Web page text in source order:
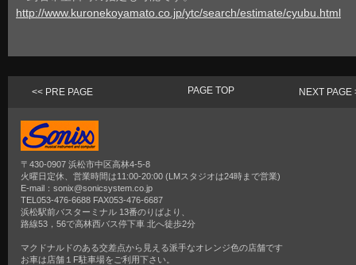
http://www.kuronekoyamato.co.jp/ytc/search/estimate/cyubu.html
<< PRE PAGE NEXT PAGE
PAGE TOP
〒430-0907 浜松市中区高林4-5-8
火曜日定休、営業時間は11:00-20:00 (LMスタジオは24時まで営業)
E-mail：sonix@sonicsystem.co.jp
TEL053-476-6688 FAX053-476-6687
浜松駅前バスターミナル 13番のりばより、
路線53，56で高林西バス停下車 北へ徒歩2分
マクドナルドのある交差点から見える派手なオレンジ色の店舗です
お車は店舗１F駐車場をご利用下さい。